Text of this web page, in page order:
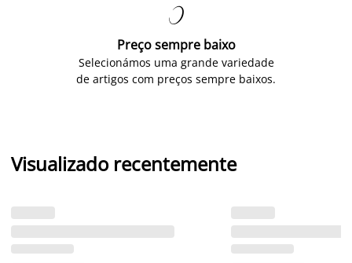

Preço sempre baixo
Selecionámos uma grande variedade
de artigos com preços sempre baixos.
Visualizado recentemente